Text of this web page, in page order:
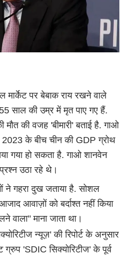
मार्केट पर बेबाक राय रखने वाले
साल की उम्र में मृत पाए गए हैं.
मौत की वजह 'बीमारी' बताई है. गाओ
के बीच चीन की GDP ग्रोथ
गया हो सकता है. गाओ शानवेन
उठा रहे थे।
ने गहरा दुख जताया है. सोशल
आवाज़ों को बर्दाश्त नहीं किया
वाला" माना जाता था।
न्यूज़' की रिपोर्ट के अनुसार
ग्रुप 'SDIC सिक्योरिटीज' के पूर्व